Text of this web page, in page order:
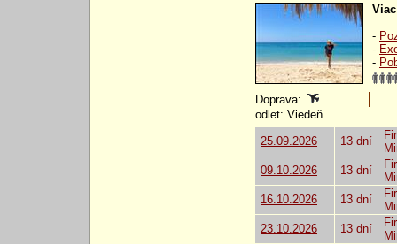
-
-
-
Doprava:
odlet: Viedeň
25.09.2026
13 dní
09.10.2026
13 dní
16.10.2026
13 dní
23.10.2026
13 dní